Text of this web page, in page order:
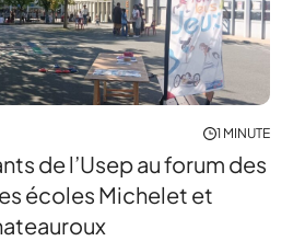
1 MINUTE
de l’Usep au forum des
écoles Michelet et